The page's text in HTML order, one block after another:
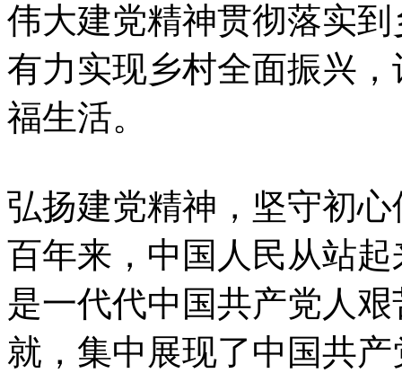
伟大建党精神贯彻落实
有力实现乡村全面振兴
福生活。
弘扬建党精神，坚守初
百年来，中国人民从站
是一代代中国共产党人
就，集中展现了中国共